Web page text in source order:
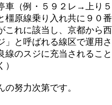
車（例・５９２レ→上り
橿原線乗り入れ共に９０
これに該当し、京都から
」と呼ばれる線区で運用
線のスジに充当されるこ
努力次第です。